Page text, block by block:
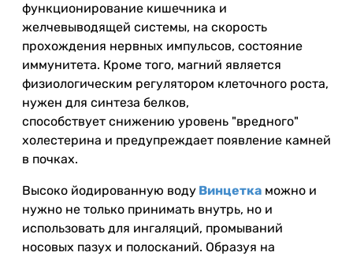
функционирование кишечника и
желчевыводящей системы, на скорость
прохождения нервных импульсов, состояние
иммунитета. Кроме того, магний является
физиологическим регулятором клеточного роста,
нужен для синтеза белков,
способствует снижению уровень "вредного"
холестерина и предупреждает появление камней
в почках.
Высоко йодированную воду Винцетка можно и
нужно не только принимать внутрь, но и
использовать для ингаляций, промываний
носовых пазух и полосканий. Образуя на